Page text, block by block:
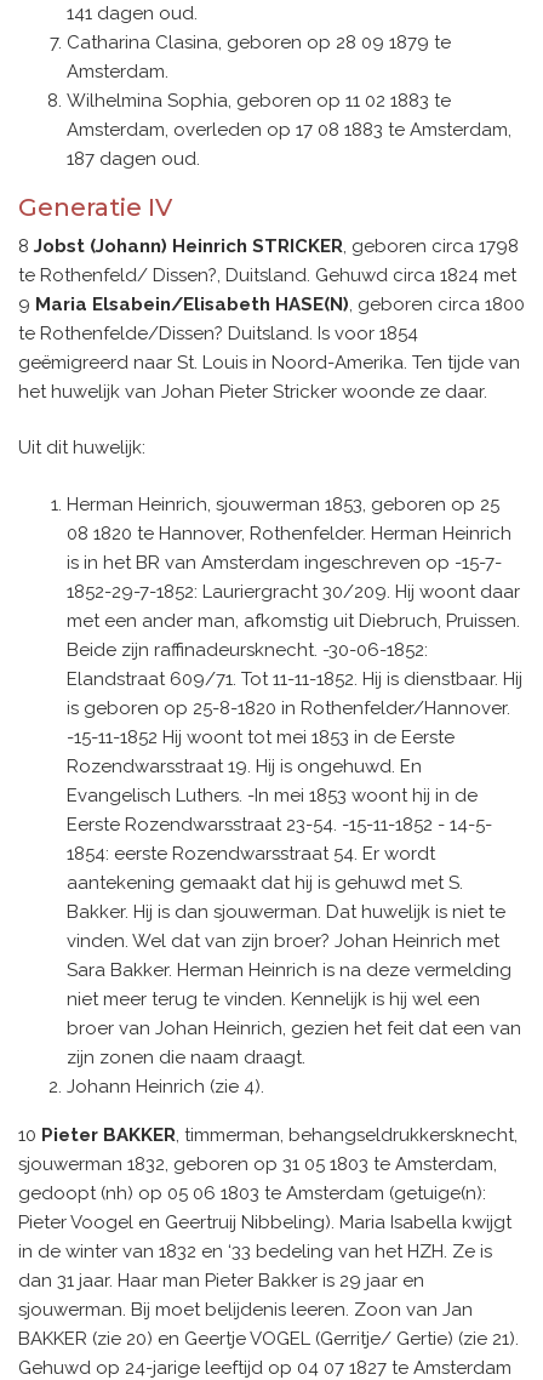
141 dagen oud.
Catharina Clasina, geboren op 28 09 1879 te
Amsterdam.
Wilhelmina Sophia, geboren op 11 02 1883 te
Amsterdam, overleden op 17 08 1883 te Amsterdam,
187 dagen oud.
Generatie IV
8 Jobst (Johann) Heinrich STRICKER , geboren circa 1798
te Rothenfeld/ Dissen?, Duitsland. Gehuwd circa 1824 met
9 Maria Elsabein/Elisabeth HASE(N) , geboren circa 1800
te Rothenfelde/Dissen? Duitsland. Is voor 1854
geëmigreerd naar St. Louis in Noord-Amerika. Ten tijde van
het huwelijk van Johan Pieter Stricker woonde ze daar.
Uit dit huwelijk:
Herman Heinrich, sjouwerman 1853, geboren op 25
08 1820 te Hannover, Rothenfelder. Herman Heinrich
is in het BR van Amsterdam ingeschreven op -15-7-
1852-29-7-1852: Lauriergracht 30/209. Hij woont daar
met een ander man, afkomstig uit Diebruch, Pruissen.
Beide zijn raffinadeursknecht. -30-06-1852:
Elandstraat 609/71. Tot 11-11-1852. Hij is dienstbaar. Hij
is geboren op 25-8-1820 in Rothenfelder/Hannover.
-15-11-1852 Hij woont tot mei 1853 in de Eerste
Rozendwarsstraat 19. Hij is ongehuwd. En
Evangelisch Luthers. -In mei 1853 woont hij in de
Eerste Rozendwarsstraat 23-54. -15-11-1852 - 14-5-
1854: eerste Rozendwarsstraat 54. Er wordt
aantekening gemaakt dat hij is gehuwd met S.
Bakker. Hij is dan sjouwerman. Dat huwelijk is niet te
vinden. Wel dat van zijn broer? Johan Heinrich met
Sara Bakker. Herman Heinrich is na deze vermelding
niet meer terug te vinden. Kennelijk is hij wel een
broer van Johan Heinrich, gezien het feit dat een van
zijn zonen die naam draagt.
Johann Heinrich (zie 4).
10 Pieter BAKKER , timmerman, behangseldrukkersknecht,
sjouwerman 1832, geboren op 31 05 1803 te Amsterdam,
gedoopt (nh) op 05 06 1803 te Amsterdam (getuige(n):
Pieter Voogel en Geertruij Nibbeling). Maria Isabella kwijgt
in de winter van 1832 en ‘33 bedeling van het HZH. Ze is
dan 31 jaar. Haar man Pieter Bakker is 29 jaar en
sjouwerman. Bij moet belijdenis leeren. Zoon van Jan
BAKKER (zie 20) en Geertje VOGEL (Gerritje/ Gertie) (zie 21).
Gehuwd op 24-jarige leeftijd op 04 07 1827 te Amsterdam